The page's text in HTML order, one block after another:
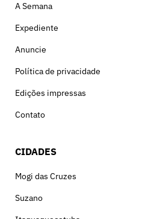
A Semana
Expediente
Anuncie
Política de privacidade
Edições impressas
Contato
CIDADES
Mogi das Cruzes
Suzano